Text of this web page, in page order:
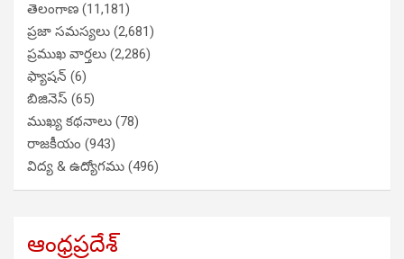
తెలంగాణ (11,181)
ప్రజా సమస్యలు (2,681)
ప్రముఖ వార్తలు (2,286)
ఫ్యాషన్ (6)
బిజినెస్ (65)
ముఖ్య కథనాలు (78)
రాజకీయం (943)
విద్య & ఉద్యోగము (496)
ఆంధ్రప్రదేశ్